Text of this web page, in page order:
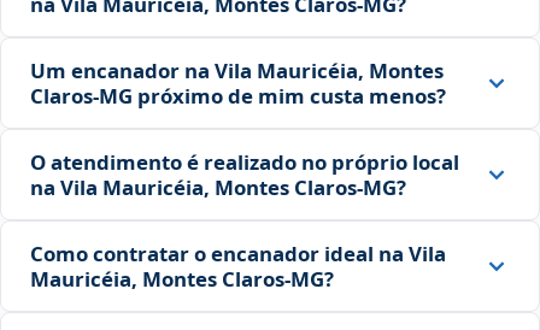
Um encanador na Vila Mauricéia, Montes
Claros‑MG próximo de mim custa menos?
O atendimento é realizado no próprio local
na Vila Mauricéia, Montes Claros‑MG?
Como contratar o encanador ideal na Vila
Mauricéia, Montes Claros‑MG?